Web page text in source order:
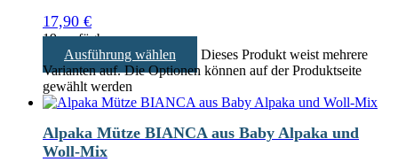
17,90 €
19 verfügbar
Ausführung wählen
Dieses Produkt weist mehrere
Varianten auf. Die Optionen können auf der Produktseite
gewählt werden
Alpaka Mütze BIANCA aus Baby Alpaka und
Woll-Mix